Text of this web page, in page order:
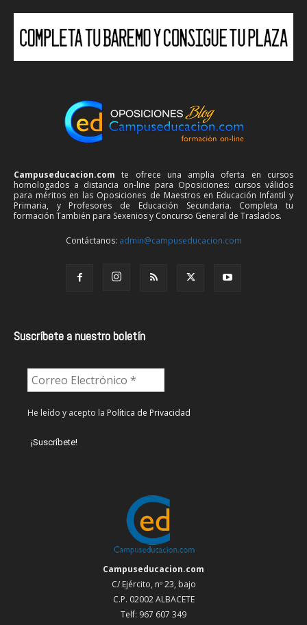
Campuseducacion.com te ofrece una amplia oferta en cursos
homologados a distancia on-line para Oposiciones: cursos válidos
para méritos en las Oposiciones de Maestros en Educación Infantil y
Primaria, y Profesores de Educación Secundaria. Completa tu
formación También para Sexenios y Concurso General de Traslados.
Contáctanos: admin@campuseducacion.com
Suscríbete a nuestro boletín
He leído y acepto la Política de Privacidad
Campuseducacion.com
C/ Ejército, nº 23, bajo
C.P. 02002 ALBACETE
Telf: 967 607 349